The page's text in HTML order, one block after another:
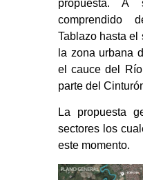
propuesta.
comprendido
Tablazo hasta el
la zona urbana
el cauce del
parte del
La propuesta
sectores los
este momento.